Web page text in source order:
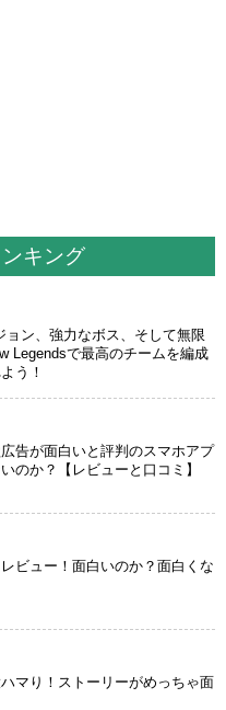
キング
ョン、強力なボス、そして無限
Legendsで最高のチームを編成
う！
告が面白いと評判のスマホアプ
のか？【レビューと口コミ】
ビュー！面白いのか？面白くな
マり！ストーリーがめっちゃ面